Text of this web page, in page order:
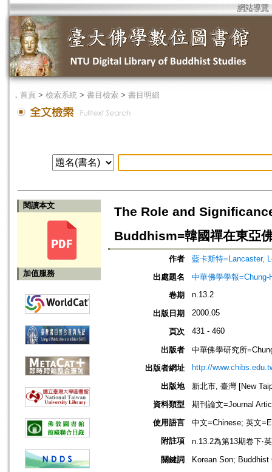
網站導覽
． 首頁 > 檢索系統 > 書目檢索 > 書目明細
閱讀本文
加值服務
The Role and
Buddhism=韓國禪在東亞
作者
藍卡斯特=Lancaster,
出處題名
中華佛學學報
卷期
n.13.2
出版日期 2000.05
頁次 431 - 460
出版者
中華佛學研究所
出版者網址
http://
出版地
新北市, 臺灣 [New
資料類型
期刊論文=Journal
使用語言
中文=Chinese; 英文
附註項
n.13.2為第13期卷下‧
關鍵詞
Korean Son;